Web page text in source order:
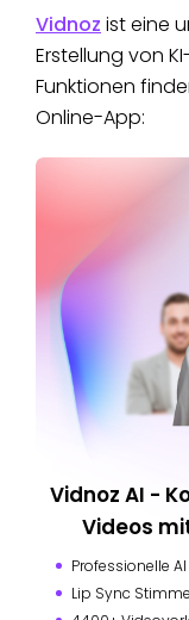
Vidnoz ist eine
Erstellung von
Funktionen
Online-App:
Vidnoz AI -
Videos
Professionelle
Lip Sync